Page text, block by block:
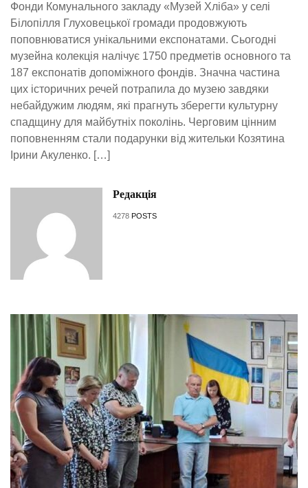
Фонди Комунального закладу «Музей Хліба» у селі
Білопілля Глуховецької громади продовжують
поповнюватися унікальними експонатами. Сьогодні
музейна колекція налічує 1750 предметів основного та
187 експонатів допоміжного фондів. Значна частина
цих історичних речей потрапила до музею завдяки
небайдужим людям, які прагнуть зберегти культурну
спадщину для майбутніх поколінь. Черговим цінним
поповненням стали подарунки від жительки Козятина
Ірини Акуленко. […]
Редакція
4278 POSTS